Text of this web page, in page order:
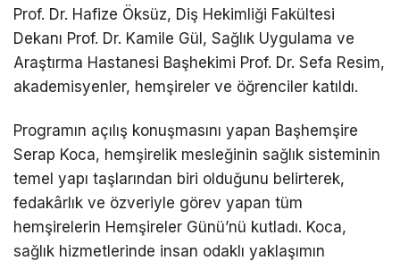
Prof. Dr. Hafize Öksüz, Diş Hekimliği Fakültesi
Dekanı Prof. Dr. Kamile Gül, Sağlık Uygulama ve
Araştırma Hastanesi Başhekimi Prof. Dr. Sefa Resim,
akademisyenler, hemşireler ve öğrenciler katıldı.
Programın açılış konuşmasını yapan Başhemşire
Serap Koca, hemşirelik mesleğinin sağlık sisteminin
temel yapı taşlarından biri olduğunu belirterek,
fedakârlık ve özveriyle görev yapan tüm
hemşirelerin Hemşireler Günü’nü kutladı. Koca,
sağlık hizmetlerinde insan odaklı yaklaşımın